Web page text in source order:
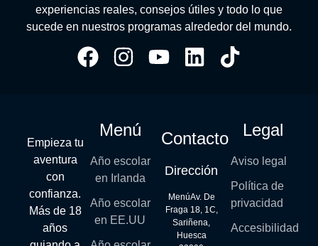
experiencias reales, consejos útiles y todo lo que
sucede en nuestros programas alrededor del mundo.
Empieza tu
aventura
con
confianza.
Más de 18
años
Menú
Año escolar
en Irlanda
Año escolar
en EE.UU
Contacto
Dirección
MenúAv. De
Fraga 18, 1C,
Sariñena,
Huesca
Legal
Aviso legal
Política de
privacidad
Accesibilidad